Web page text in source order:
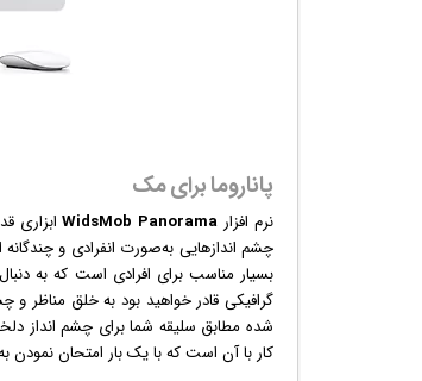
پاناروما برای مک
نرم افزار WidsMob Panoramaابزاری
بسیار مناسب برای افرادی است که به دنبال تصاویر پانورامایی
گرافیکی قادر خواهید بود به خلق مناظر و
شده مطابق سلیقه شما برای چشم انداز
کار با آن است که با یک بار امتحان نمودن